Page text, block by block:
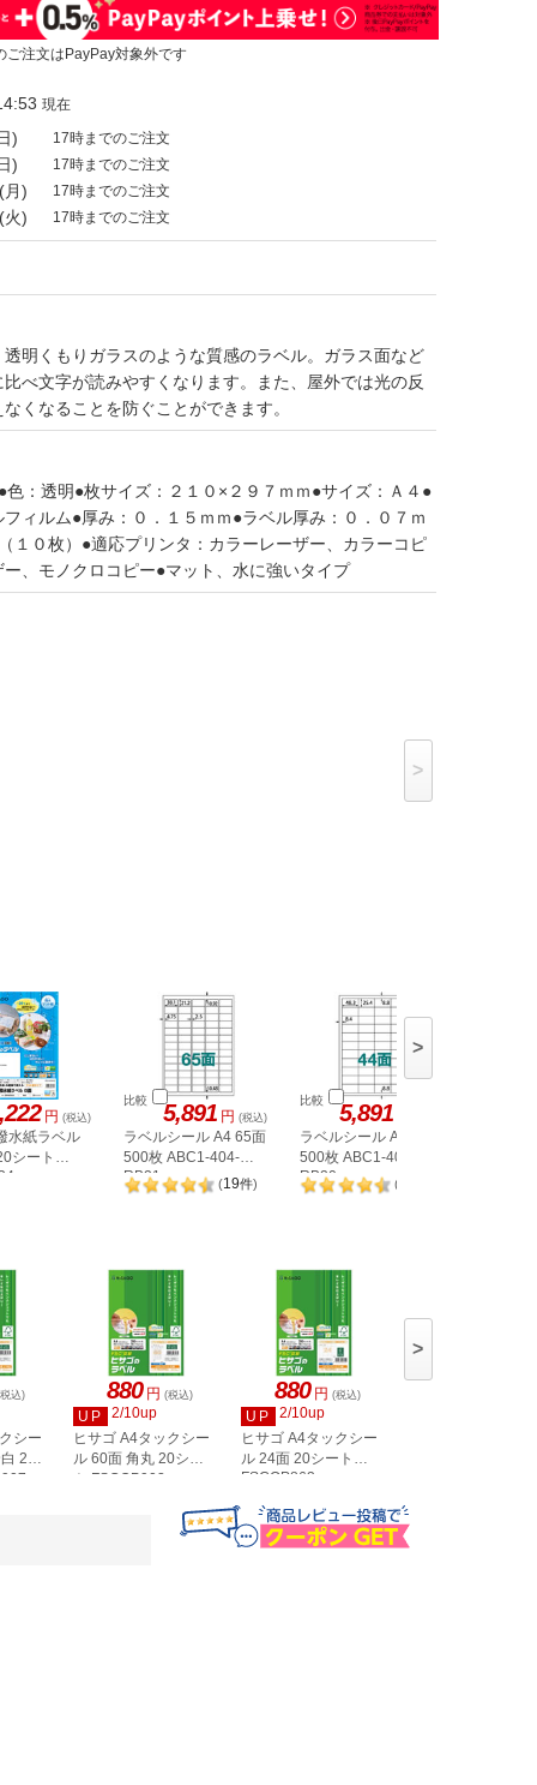
注文はPayPay対象外です
現在
) 17時までのご注文
) 17時までのご注文
(月) 17時までのご注文
(火) 17時までのご注文
明くもりガラスのような質感のラベル。ガラス面など
べ文字が読みやすくなります。また、屋外では光の反
くなることを防ぐことができます。
色：透明●枚サイズ：２１０×２９７ｍｍ●サイズ：Ａ４●
ィルム●厚み：０．１５ｍｍ●ラベル厚み：０．０７ｍ
１０枚）●適応プリンタ：カラーレーザー、カラーコピ
、モノクロコピー●マット、水に強いタイプ
>
円 (税込)
水紙ラベル
シート
比較 5,891 円 (税込)
ラベルシール A4 65面
500枚 ABC1-404-
RB21
(19件)
比較 5,891
ラベルシール A4 44面
500枚 ABC1-404-
RB20
(
>
込)
シー
20
880 円 (税込)
UP
2/10up
ヒサゴ A4タックシー
ル 60面 角丸 20シー
ト FSCOP902
880 円 (税込)
UP
2/10up
ヒサゴ A4タックシー
ル 24面 20シート
FSCOP863
>